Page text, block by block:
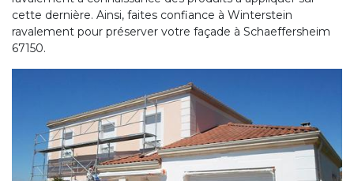
cette dernière. Ainsi, faites confiance à Winterstein
ravalement pour préserver votre façade à Schaeffersheim
67150.